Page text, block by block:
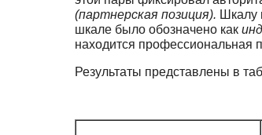
(партнерская позиция). Шкалу
шкале было обозначено как
находится профессиональная
Результаты представлены в